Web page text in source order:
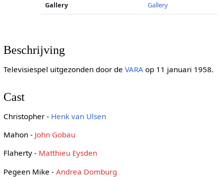
Gallery Gallery
Beschrijving
Televisiespel uitgezonden door de VARAop 11 januari 1958.
Cast
Christopher - Henk van Ulsen
Mahon - John Gobau
Flaherty - Matthieu Eysden
Pegeen Mike - Andrea Domburg